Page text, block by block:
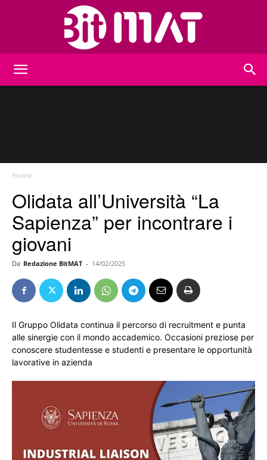
Home
Olidata all’Università “La
Sapienza” per incontrare i
giovani
Da Redazione BitMAT - 14/02/2025
Il Gruppo Olidata continua il percorso di recruitment e punta
alle sinergie con il mondo accademico. Occasioni preziose per
conoscere studentesse e studenti e presentare le opportunità
lavorative in azienda